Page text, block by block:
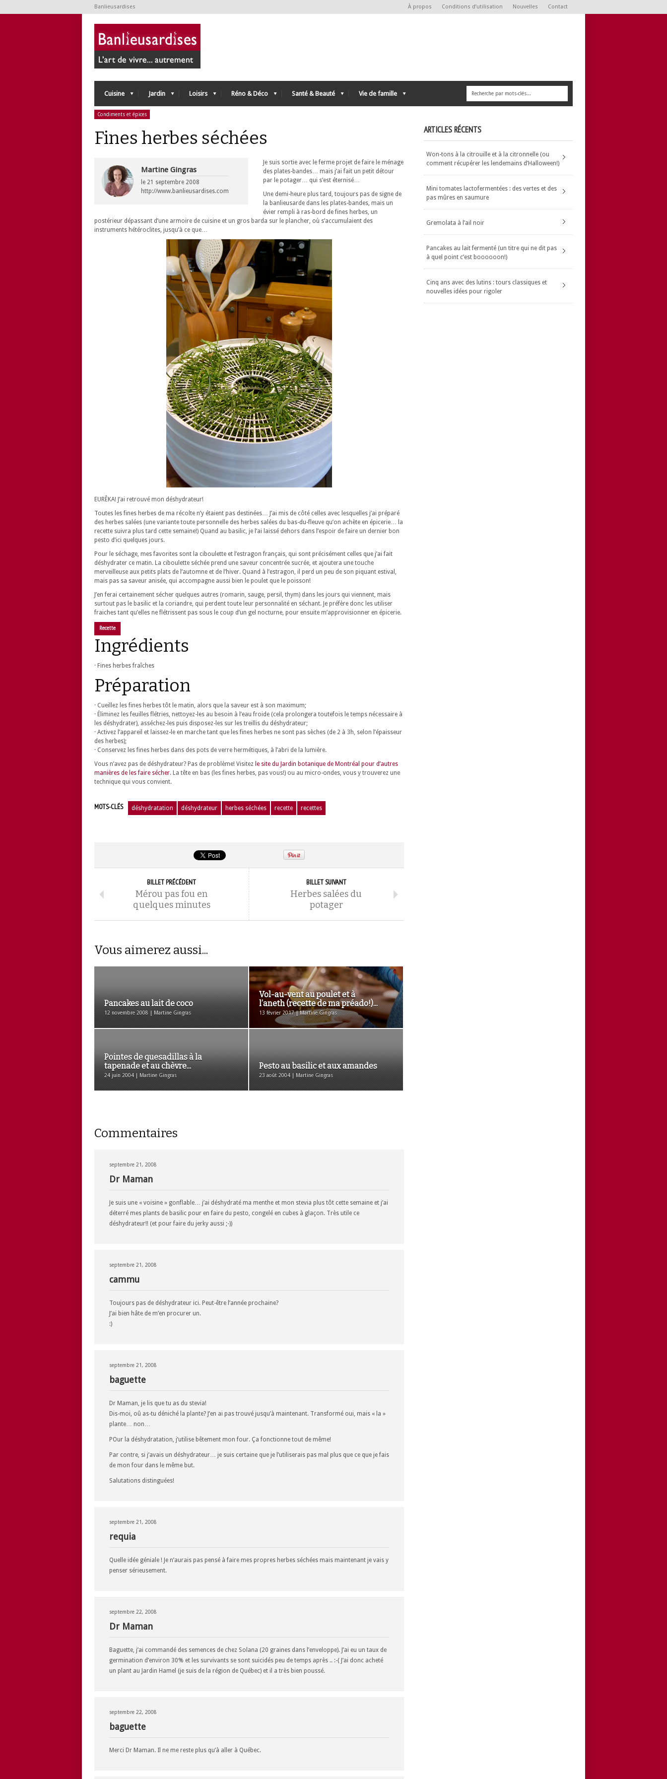
Banlieusardises À propos Conditions d’utilisation Nouvelles Contact
Cuisine Jardin Loisirs Réno & Déco Santé & Beauté Vie de famille
Condiments et épices
Fines herbes séchées
Martine Gingras
le 21 septembre 2008
http://www.banlieusardises.com
Je suis sortie avec le ferme projet de faire le ménage
des plates-bandes… mais j’ai fait un petit détour
par le potager… qui s’est éternisé…
Une demi-heure plus tard, toujours pas de signe de
la banlieusarde dans les plates-bandes, mais un
évier rempli à ras-bord de fines herbes, un
postérieur dépassant d’une armoire de cuisine et un gros barda sur le plancher, où s’accumulaient des
instruments hétéroclites, jusqu’à ce que…
EURÊKA! J’ai retrouvé mon déshydrateur!
Toutes les fines herbes de ma récolte n’y étaient pas destinées… J’ai mis de côté celles avec lesquelles j’ai préparé
des herbes salées (une variante toute personnelle des herbes salées du bas-du-fleuve qu’on achète en épicerie… la
recette suivra plus tard cette semaine!) Quand au basilic, je l’ai laissé dehors dans l’espoir de faire un dernier bon
pesto d’ici quelques jours.
Pour le séchage, mes favorites sont la ciboulette et l’estragon français, qui sont précisément celles que j’ai fait
déshydrater ce matin. La ciboulette séchée prend une saveur concentrée sucrée, et ajoutera une touche
merveilleuse aux petits plats de l’automne et de l’hiver. Quand à l’estragon, il perd un peu de son piquant estival,
mais pas sa saveur anisée, qui accompagne aussi bien le poulet que le poisson!
J’en ferai certainement sécher quelques autres (romarin, sauge, persil, thym) dans les jours qui viennent, mais
surtout pas le basilic et la coriandre, qui perdent toute leur personnalité en séchant. Je préfère donc les utiliser
fraiches tant qu’elles ne flétrissent pas sous le coup d’un gel nocturne, pour ensuite m’approvisionner en épicerie.
Recette
Ingrédients
· Fines herbes fraîches
Préparation
· Cueillez les fines herbes tôt le matin, alors que la saveur est à son maximum;
· Éliminez les feuilles flétries, nettoyez-les au besoin à l’eau froide (cela prolongera toutefois le temps nécessaire à
les déshydrater), asséchez-les puis disposez-les sur les treillis du déshydrateur;
· Activez l’appareil et laissez-le en marche tant que les fines herbes ne sont pas sèches (de 2 à 3h, selon l’épaisseur
des herbes);
· Conservez les fines herbes dans des pots de verre hermétiques, à l’abri de la lumière.
Vous n’avez pas de déshydrateur? Pas de problème! Visitez le site du Jardin botanique de Montréal pour d’autres
manières de les faire sécher. La tête en bas (les fines herbes, pas vous!) ou au micro-ondes, vous y trouverez une
technique qui vous convient.
MOTS-CLÉS déshydratation déshydrateur herbes séchées recette recettes
BILLET PRÉCÉDENT
Mérou pas fou en
quelques minutes
BILLET SUIVANT
Herbes salées du
potager
Vous aimerez aussi...
Pancakes au lait de coco
12 novembre 2008 | Martine Gingras
Vol-au-vent au poulet et à
l’aneth (recette de ma préado!)...
13 février 2017 | Martine Gingras
Pointes de quesadillas à la
tapenade et au chèvre...
24 juin 2004 | Martine Gingras
Pesto au basilic et aux amandes
23 août 2004 | Martine Gingras
Commentaires
septembre 21, 2008
Dr Maman
Je suis une « voisine » gonflable… j’ai déshydraté ma menthe et mon stevia plus tôt cette semaine et j’ai
déterré mes plants de basilic pour en faire du pesto, congelé en cubes à glaçon. Très utile ce
déshydrateur!! (et pour faire du jerky aussi ;-))
septembre 21, 2008
cammu
Toujours pas de déshydrateur ici. Peut-être l’année prochaine?
J’ai bien hâte de m’en procurer un.
:)
septembre 21, 2008
baguette
Dr Maman, je lis que tu as du stevia!
Dis-moi, oû as-tu déniché la plante? J’en ai pas trouvé jusqu’à maintenant. Transformé oui, mais « la »
plante… non…
POur la déshydratation, j’utilise bêtement mon four. Ça fonctionne tout de même!
Par contre, si j’avais un déshydrateur… je suis certaine que je l’utiliserais pas mal plus que ce que je fais
de mon four dans le même but.
Salutations distinguées!
septembre 21, 2008
requia
Quelle idée géniale ! Je n’aurais pas pensé à faire mes propres herbes séchées mais maintenant je vais y
penser sérieusement.
septembre 22, 2008
Dr Maman
Baguette, j’ai commandé des semences de chez Solana (20 graines dans l’enveloppe). J’ai eu un taux de
germination d’environ 30% et les survivants se sont suicidés peu de temps après .. :-( J’ai donc acheté
un plant au Jardin Hamel (je suis de la région de Québec) et il a très bien poussé.
septembre 22, 2008
baguette
Merci Dr Maman. Il ne me reste plus qu’à aller à Québec.
ARTICLES RÉCENTS
Won-tons à la citrouille et à la citronnelle (ou
comment récupérer les lendemains d’Halloween!)
Mini tomates lactofermentées : des vertes et des
pas mûres en saumure
Gremolata à l’ail noir
Pancakes au lait fermenté (un titre qui ne dit pas
à quel point c’est boooooon!)
Cinq ans avec des lutins : tours classiques et
nouvelles idées pour rigoler